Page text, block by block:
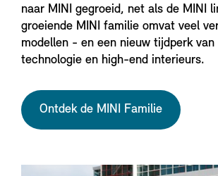
naar MINI gegroeid, net als de MINI
groeiende MINI familie omvat veel
modellen - en een nieuw tijdperk van
technologie en high-end interieurs.
Ontdek de MINI Familie